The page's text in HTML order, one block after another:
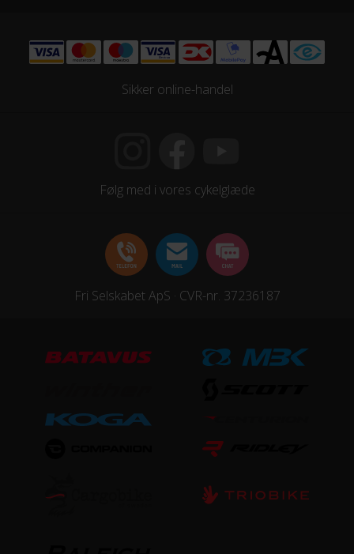
Drejegreb
Stelmateriale
Sikker online-handel
Følg med i vores cykelglæde
Fri Selskabet ApS · CVR-nr. 37236187